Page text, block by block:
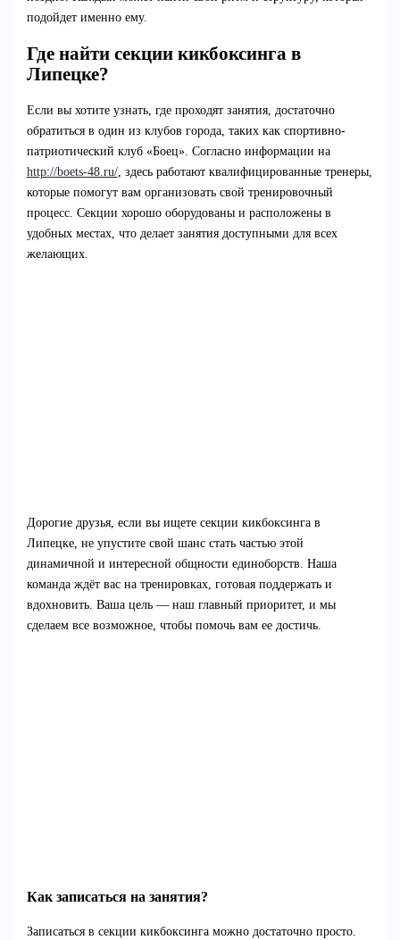
подойдет именно ему.
Где найти секции кикбоксинга в
Липецке?
Если вы хотите узнать, где проходят занятия, достаточно
обратиться в один из клубов города, таких как спортивно-
патриотический клуб «Боец». Согласно информации на
http://boets-48.ru/, здесь работают квалифицированные тренеры,
которые помогут вам организовать свой тренировочный
процесс. Секции хорошо оборудованы и расположены в
удобных местах, что делает занятия доступными для всех
желающих.
Дорогие друзья, если вы ищете секции кикбоксинга в
Липецке, не упустите свой шанс стать частью этой
динамичной и интересной общности единоборств. Наша
команда ждёт вас на тренировках, готовая поддержать и
вдохновить. Ваша цель — наш главный приоритет, и мы
сделаем все возможное, чтобы помочь вам ее достичь.
Как записаться на занятия?
Записаться в секции кикбоксинга можно достаточно просто.